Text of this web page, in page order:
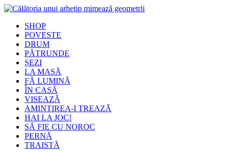
SHOP
POVESTE
DRUM
PĂTRUNDE
ȘEZI
LA MASĂ
FĂ LUMINĂ
ÎN CASĂ
VISEAZĂ
AMINTIREA-I TREAZĂ
HAI LA JOC!
SĂ FIE CU NOROC
PERNĂ
TRAISTĂ